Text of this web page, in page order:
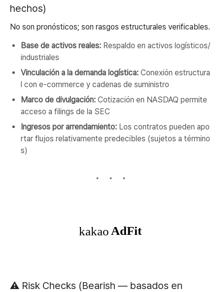
hechos)
No son pronósticos; son rasgos estructurales verificables.
Base de activos reales: Respaldo en activos logísticos/
industriales
Vinculación a la demanda logística: Conexión estructura
l con e-commerce y cadenas de suministro
Marco de divulgación: Cotización en NASDAQ permite
acceso a filings de la SEC
Ingresos por arrendamiento: Los contratos pueden apo
rtar flujos relativamente predecibles (sujetos a término
s)
⚠️ Risk Checks (Bearish — basados en